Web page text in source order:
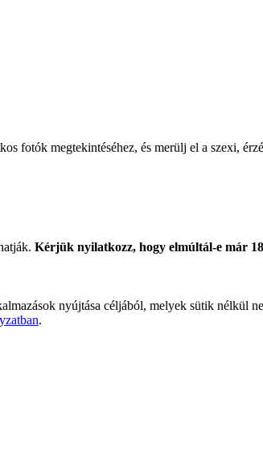
fotók megtekintéséhez, és merülj el a szexi,
Kérjük nyilatkozz, hogy elmúltál-e már 18
nyújtása céljából, melyek sütik nélkül
.